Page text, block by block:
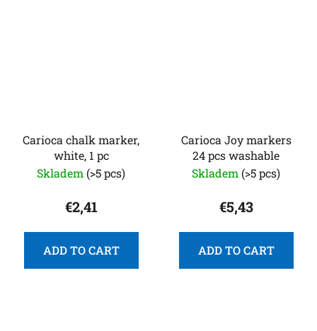
Carioca chalk marker,
white, 1 pc
Skladem (>5 pcs)
€2,41
ADD TO CART
Carioca Joy markers
24 pcs washable
Skladem (>5 pcs)
€5,43
ADD TO CART